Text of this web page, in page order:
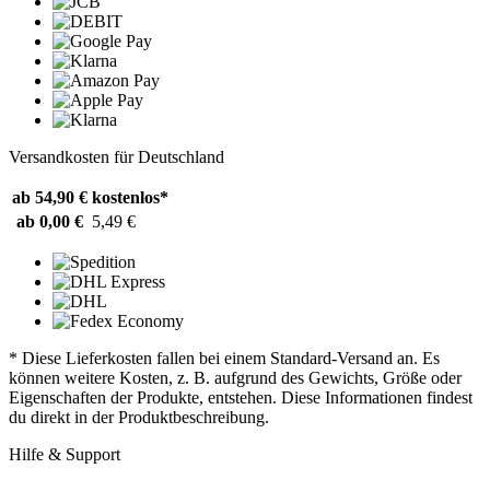
Versandkosten für Deutschland
ab 54,90 € kostenlos*
ab 0,00 € 5,49 €
* Diese Lieferkosten fallen bei einem Standard-Versand an. Es
können weitere Kosten, z. B. aufgrund des Gewichts, Größe oder
Eigenschaften der Produkte, entstehen. Diese Informationen findest
du direkt in der Produktbeschreibung.
Hilfe & Support